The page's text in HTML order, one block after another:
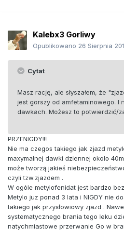
Kalebx3 Gorliwy
Opublikowano 26 Sierpnia
Cytat
Masz rację, ale słyszałem, że
jest gorszy od amfetaminowego. I
dawkach. Możesz to potwierdzić/
PRZENIGDY!!!
Nie ma czegos takiego jak zjazd
maxymalnej dawki dziennej okolo
może tworzą jakieś
czyli tzw.zjazdem .
W ogóle metylofenidat jest bardzo
Metylo juz ponad 3 lata i NIGDY nie
takiego jak przysłowiowy zjazd .
systematycznego brania tego leku
natychmiastowe przerwanie Go w